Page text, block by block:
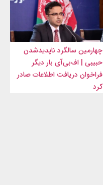
چهارمین سالگرد ناپدیدشدن
حبیبی | اف‌بی‌آی بار دیگر
فراخوان دریافت اطلاعات صادر
کرد